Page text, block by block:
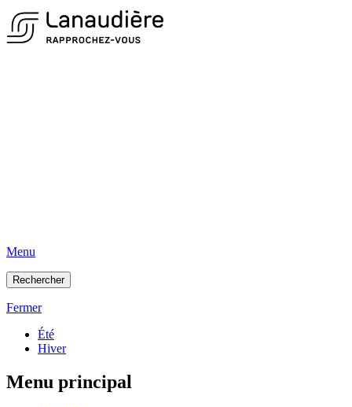
Menu
Rechercher
Fermer
Été
Hiver
Menu principal